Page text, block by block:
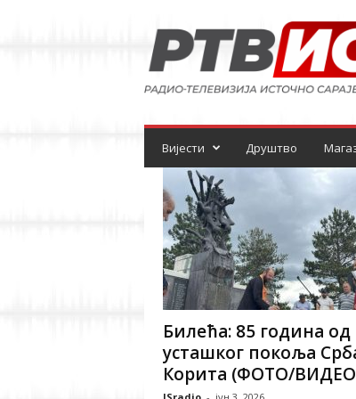
и
о
т
л
Вијести Друштво
Билећа: 85 година од
усташког покоља
Корита (ФОТО/